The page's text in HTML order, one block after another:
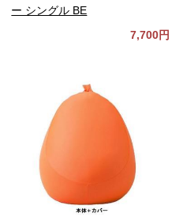
ー シングル BE
7,700円